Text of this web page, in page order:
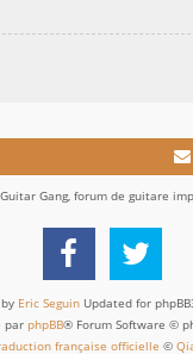
Gang, forum de guitare
Eric Seguin Updated for
par phpBB® Forum Software ©
française officielle ©